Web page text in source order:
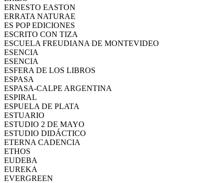
ERNESTO EASTON
ERRATA NATURAE
ES POP EDICIONES
ESCRITO CON TIZA
ESCUELA FREUDIANA DE MONTEVIDEO
ESENCIA
ESENCIA
ESFERA DE LOS LIBROS
ESPASA
ESPASA-CALPE ARGENTINA
ESPIRAL
ESPUELA DE PLATA
ESTUARIO
ESTUDIO 2 DE MAYO
ESTUDIO DIDÁCTICO
ETERNA CADENCIA
ETHOS
EUDEBA
EUREKA
EVERGREEN